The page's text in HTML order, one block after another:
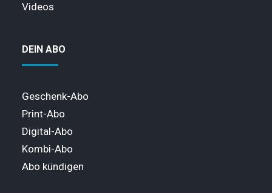
Videos
DEIN ABO
Geschenk-Abo
Print-Abo
Digital-Abo
Kombi-Abo
Abo kündigen